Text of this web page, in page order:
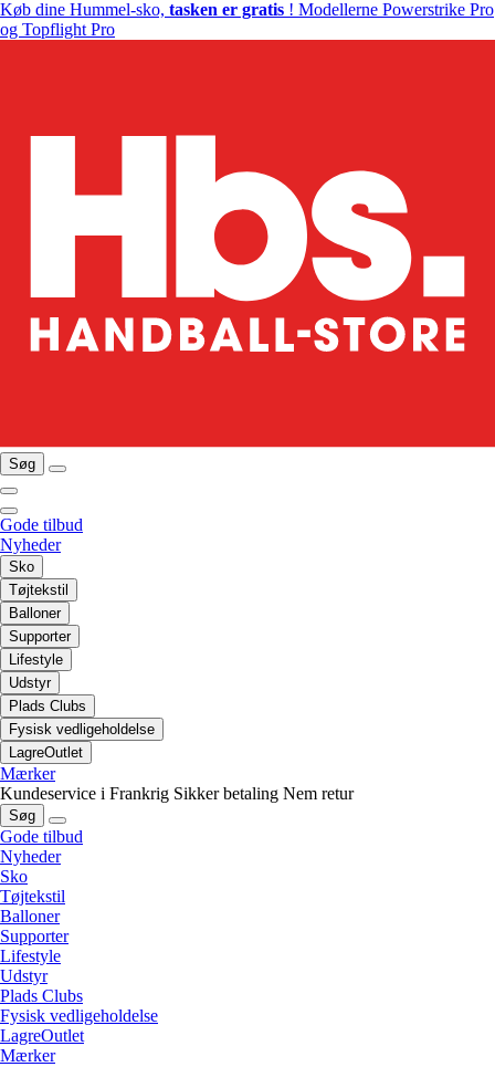
Køb dine Hummel-sko, tasken er gratis ! Modellerne Powerstrike Pro
og Topflight Pro
Søg
Gode tilbud
Nyheder
Sko
Tøjtekstil
Balloner
Supporter
Lifestyle
Udstyr
Plads Clubs
Fysisk vedligeholdelse
LagreOutlet
Mærker
Kundeservice i Frankrig Sikker betaling Nem retur
Søg
Gode tilbud
Nyheder
Sko
Tøjtekstil
Balloner
Supporter
Lifestyle
Udstyr
Plads Clubs
Fysisk vedligeholdelse
LagreOutlet
Mærker